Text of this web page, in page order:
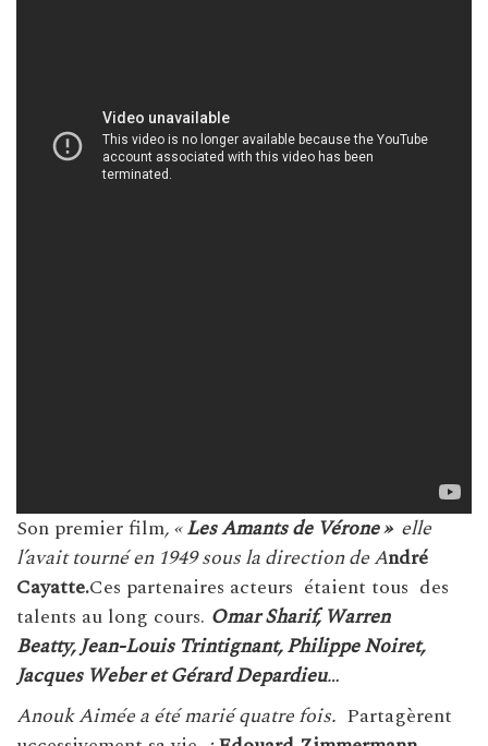
Son premier film, «Les Amants de Vérone »elle
l’avait tourné en 1949 sous la direction de André
Cayatte.Ces partenaires acteurs étaient tous des
talents au long cours. Omar Sharif, Warren
Beatty, Jean-Louis Trintignant, Philippe Noiret,
Jacques Weber et Gérard Depardieu…
Anouk Aimée a été marié quatre fois. Partagèrent